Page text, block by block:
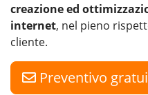
creazione ed
internet, nel pieno
cliente.
Preventivo